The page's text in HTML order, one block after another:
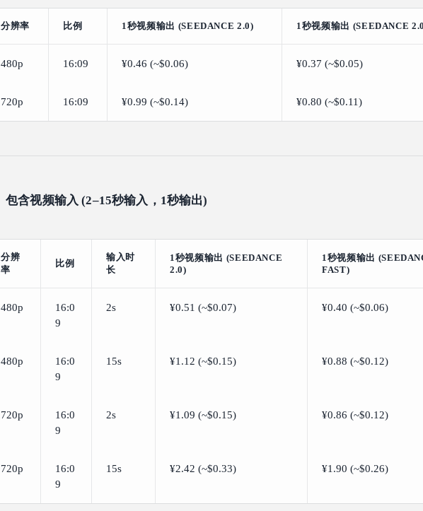
分辨率 比例 1秒视频输出 (SEEDANCE 2.0) 1秒视频输出 (SEEDANCE
480p 16:09 ¥0.46 (~$0.06) ¥0.37 (~$0.05)
720p 16:09 ¥0.99 (~$0.14) ¥0.80 (~$0.11)
包含视频输入 (2–15秒输入，1秒输出)
分辨
率
比例
输入时
长
1秒视频输出 (SEEDANCE
2.0)
1秒视频输出
FAST)
480p
16:0
9
2s ¥0.51 (~$0.07) ¥0.40 (~$0.06)
480p
16:0
9
15s ¥1.12 (~$0.15) ¥0.88 (~$0.12)
720p
16:0
9
2s ¥1.09 (~$0.15) ¥0.86 (~$0.12)
720p
16:0
9
15s ¥2.42 (~$0.33) ¥1.90 (~$0.26)